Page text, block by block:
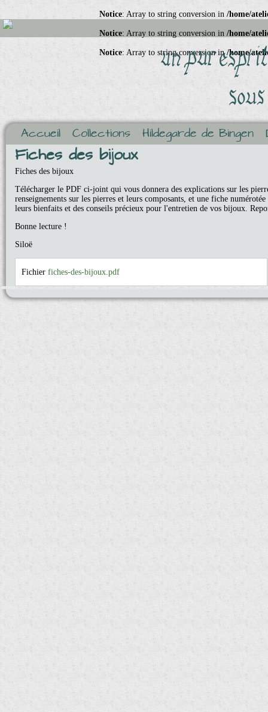
Notice: Array to string conversion in /home/
Notice: Array to string conversion in /home/
Notice: Array to string conversion in/home/
Accueil Collections Hildegarde de Bingen
Fiches des bijoux
Fiches des bijoux
Télécharger le PDF ci-joint qui vous donnera des explications sur les
renseignements sur les pierres et leurs composants, et une fiche
leurs bienfaits et des conseils précieux pour l'entretien de vos bijoux.
Bonne lecture !
Siloë
Fichier fiches-des-bijoux.pdf